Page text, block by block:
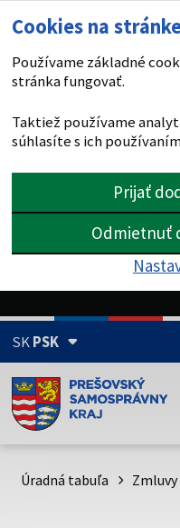
Cookies na
Používame základné
stránka fungovať.
Taktiež používame
súhlasíte s ich
Prijať
Odmietnuť
SKPSK
Doména psk.sk je
Toto je oficiálna webová
psk.sk.
Úradná tabuľa Zmluvy